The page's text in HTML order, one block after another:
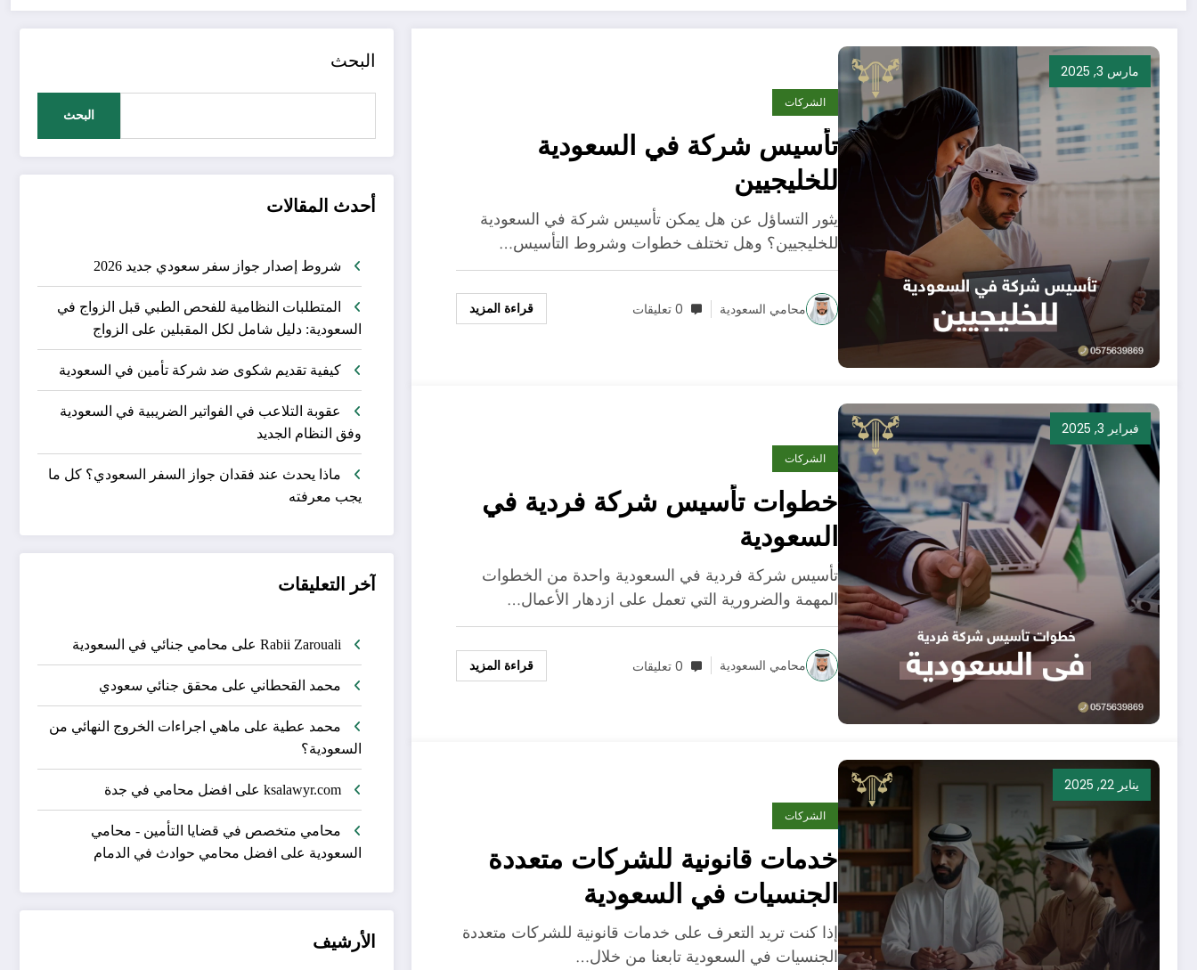
مارس 3, 2025
الشركات
تأسيس شركة في السعودية
للخليجيين
يثور التساؤل عن هل يمكن تأسيس شركة في السعودية
للخليجيين؟ وهل تختلف خطوات وشروط التأسيس…
محامي السعودية 0 تعليقات قراءة المزيد
فبراير 3, 2025
الشركات
خطوات تأسيس شركة فردية في
السعودية
تأسيس شركة فردية في السعودية واحدة من الخطوات
المهمة والضرورية التي تعمل على ازدهار الأعمال…
محامي السعودية 0 تعليقات قراءة المزيد
يناير 22, 2025
الشركات
خدمات قانونية للشركات متعددة
الجنسيات في السعودية
إذا كنت تريد التعرف على خدمات قانونية للشركات متعددة
الجنسيات في السعودية تابعنا من خلال…
البحث
البحث
أحدث المقالات
شروط إصدار جواز سفر سعودي جديد 2026
المتطلبات النظامية للفحص الطبي قبل الزواج في
السعودية: دليل شامل لكل المقبلين على الزواج
كيفية تقديم شكوى ضد شركة تأمين في السعودية
عقوبة التلاعب في الفواتير الضريبية في السعودية
وفق النظام الجديد
ماذا يحدث عند فقدان جواز السفر السعودي؟ كل ما
يجب معرفته
آخر التعليقات
Rabii Zarouali على محامي جنائي في السعودية
محمد القحطاني على محقق جنائي سعودي
محمد عطية على ماهي اجراءات الخروج النهائي من
السعودية؟
ksalawyr.com على افضل محامي في جدة
محامي متخصص في قضايا التأمين - محامي
السعودية على افضل محامي حوادث في الدمام
الأرشيف